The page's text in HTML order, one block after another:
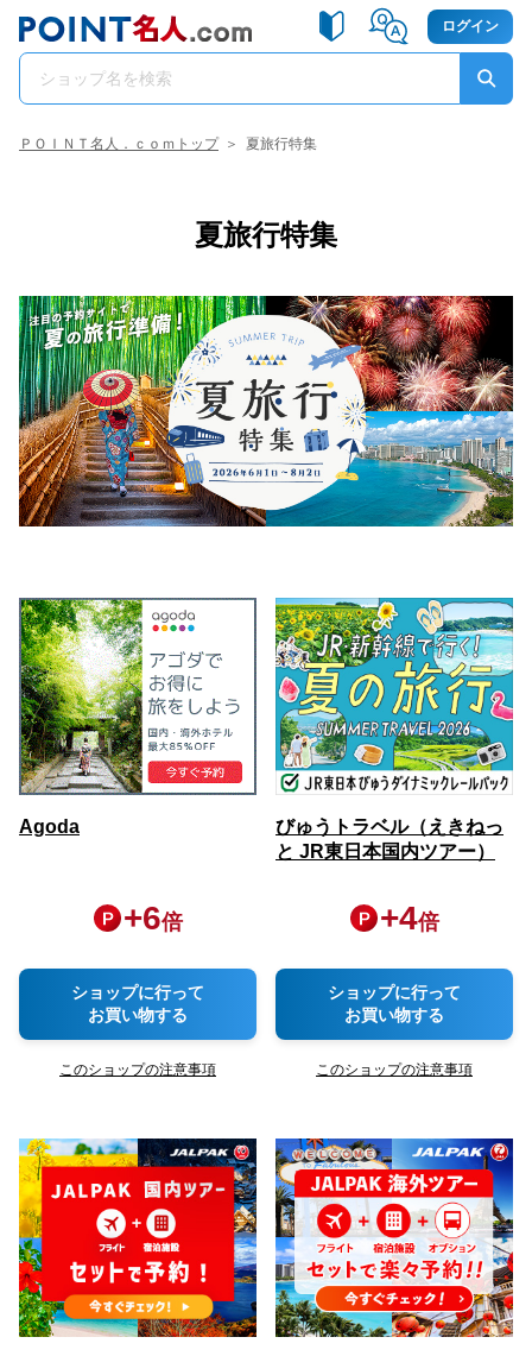
ログイン
ＰＯＩＮＴ名人．ｃｏｍトップ ＞ 夏旅行特集
夏旅行特集
Agoda
+6倍
ショップに行って
お買い物する
このショップの注意事項
びゅうトラベル（えきねっ
と JR東日本国内ツアー）
+4倍
ショップに行って
お買い物する
このショップの注意事項